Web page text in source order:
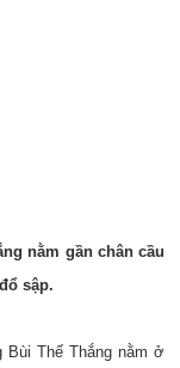
nằm gần chân cầu
sập.
Bùi Thế Thắng nằm ở